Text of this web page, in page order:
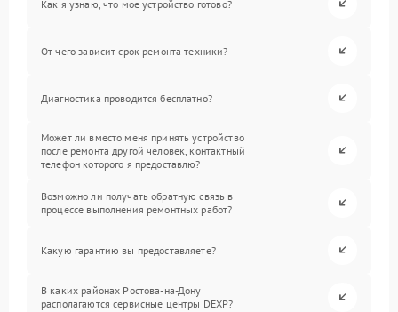
Как я узнаю, что мое устройство готово?
От чего зависит срок ремонта техники?
Диагностика проводится бесплатно?
Может ли вместо меня принять устройство
после ремонта другой человек, контактный
телефон которого я предоставлю?
Возможно ли получать обратную связь в
процессе выполнения ремонтных работ?
Какую гарантию вы предоставляете?
В каких районах Ростова-на-Дону
располагаются сервисные центры DEXP?